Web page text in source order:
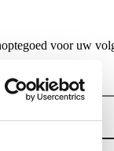
voor uw